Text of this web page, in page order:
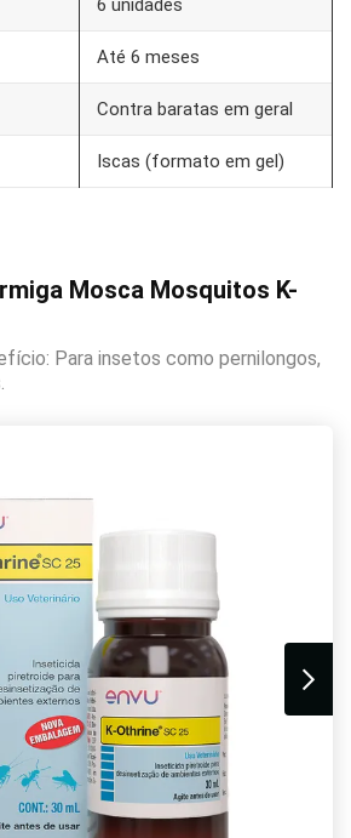
6 unidades
Até 6 meses
Contra baratas em geral
Iscas (formato em gel)
Mosca Mosquitos K-
Para insetos como pernilongos,